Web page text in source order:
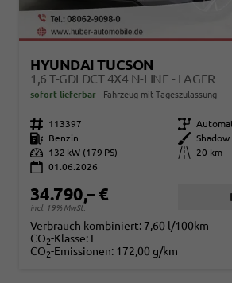
HYUNDAI TUCSON
1,6 T-GDI DCT 4X4 N-LINE - LAGER
sofort lieferbar Fahrzeug mit Tageszulassung
Fahrzeugnr. 113397 Getriebe
Kraftstoff
Benzin Außenfarbe
Shadow
Leistung
132 kW (179 PS) Kilometerstand
20 km
01.06.2026
34.790,– €
incl. 19% MwSt.
Verbrauch kombiniert: 7,60 l/100km
CO2-Klasse: F
CO2-Emissionen: 172,00 g/km